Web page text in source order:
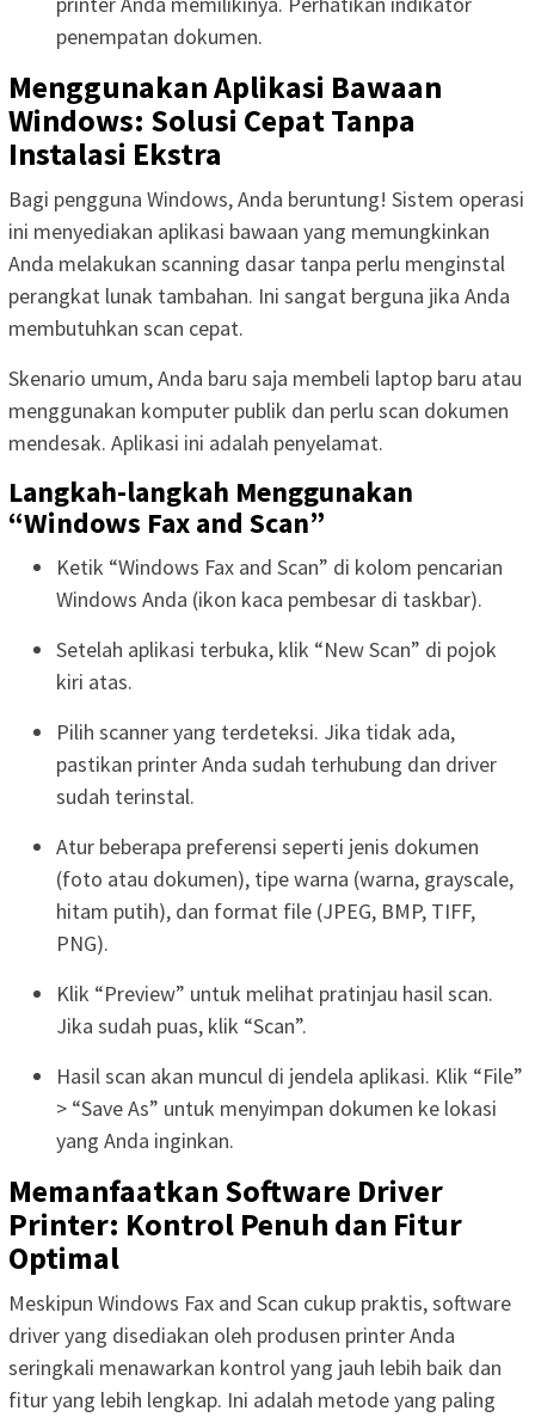
penempatan dokumen.
Menggunakan Aplikasi Bawaan
Windows: Solusi Cepat Tanpa
Instalasi Ekstra
Bagi pengguna Windows, Anda beruntung! Sistem operasi
ini menyediakan aplikasi bawaan yang memungkinkan
Anda melakukan scanning dasar tanpa perlu menginstal
perangkat lunak tambahan. Ini sangat berguna jika Anda
membutuhkan scan cepat.
Skenario umum, Anda baru saja membeli laptop baru atau
menggunakan komputer publik dan perlu scan dokumen
mendesak. Aplikasi ini adalah penyelamat.
Langkah-langkah Menggunakan
“Windows Fax and Scan”
Ketik “Windows Fax and Scan” di kolom pencarian
Windows Anda (ikon kaca pembesar di taskbar).
Setelah aplikasi terbuka, klik “New Scan” di pojok
kiri atas.
Pilih scanner yang terdeteksi. Jika tidak ada,
pastikan printer Anda sudah terhubung dan driver
sudah terinstal.
Atur beberapa preferensi seperti jenis dokumen
(foto atau dokumen), tipe warna (warna, grayscale,
hitam putih), dan format file (JPEG, BMP, TIFF,
PNG).
Klik “Preview” untuk melihat pratinjau hasil scan.
Jika sudah puas, klik “Scan”.
Hasil scan akan muncul di jendela aplikasi. Klik “File”
> “Save As” untuk menyimpan dokumen ke lokasi
yang Anda inginkan.
Memanfaatkan Software Driver
Printer: Kontrol Penuh dan Fitur
Optimal
Meskipun Windows Fax and Scan cukup praktis, software
driver yang disediakan oleh produsen printer Anda
seringkali menawarkan kontrol yang jauh lebih baik dan
fitur yang lebih lengkap. Ini adalah metode yang paling